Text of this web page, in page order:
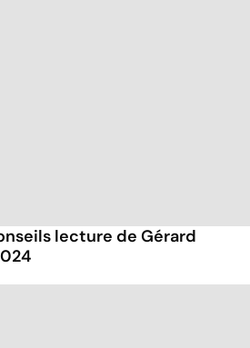
lecture de Gérard